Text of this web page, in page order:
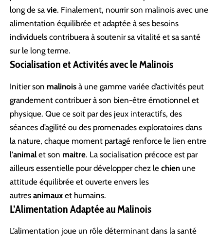
long de sa vie. Finalement, nourrir son malinois avec une
alimentation équilibrée et adaptée à ses besoins
individuels contribuera à soutenir sa vitalité et sa santé
sur le long terme.
Socialisation et Activités avec le Malinois
Initier son malinois à une gamme variée d’activités peut
grandement contribuer à son bien-être émotionnel et
physique. Que ce soit par des jeux interactifs, des
séances d’agilité ou des promenades exploratoires dans
la nature, chaque moment partagé renforce le lien entre
l’animal et son maitre. La socialisation précoce est par
ailleurs essentielle pour développer chez le chien une
attitude équilibrée et ouverte envers les
autres animaux et humains.
L’Alimentation Adaptée au Malinois
L’alimentation joue un rôle déterminant dans la santé